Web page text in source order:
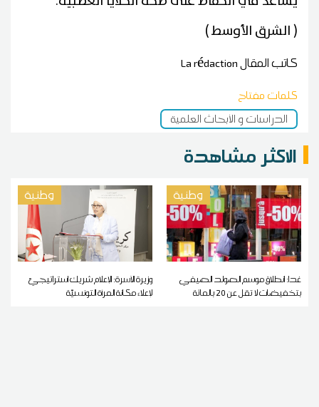
( الشرق الأوسط )
كاتب المقالLa rédaction
كلمات مفتاح
الدراسات و الأبحاث العلمية
الاكثر مشاهدة
وطنية
غدا: انطلاق موسم الصولد الصيفي
بتخفيضات لا تقل عن 20 بالمائة
وطنية
وزيرة الأسرة: الإعلام شريك استراتيجيّ
لإعلاء مكانة المرأة التونسيّة